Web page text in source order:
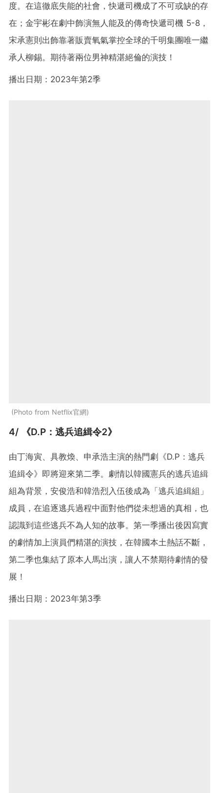
度。在這徹底失能的社會，快遞司機成了不可或缺的存
在；金宇彬在劇中飾演無人能及的傳奇快遞司機 5-8，
宋承憲則出飾靠著販賣氧氣掌控全球的千明集團唯一繼
承人柳錫。期待著兩位男神精湛絕倫的演技！
播出日期：2023年第2季
Photo from Netflix官網
4/ 《D.P：逃兵追緝令2》
由丁海寅、具教煥、申承浩主演的熱門劇《D.P：逃兵
追緝令》即將迎來第二季。劇情以韓國憲兵的逃兵追緝
組為背景，安俊浩和韓浩烈入伍後成為「逃兵追緝組」
成員，在追逐逃兵過程中面對他們從未想過的真相，也
認識到這些逃兵不為人知的故事。第一季播出後因寫實
的劇情加上演員們精湛的演技，在韓國本土熱話不斷，
第二季也集結了原本人馬出演，讓人不禁期待劇情的發
展！
播出日期：2023年第3季